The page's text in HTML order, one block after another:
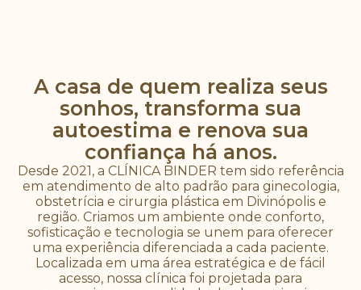
A casa de quem realiza seus
sonhos, transforma sua
autoestima e renova sua
confiança há anos.
Desde 2021, a CLÍNICA BINDER tem sido referência
em atendimento de alto padrão para ginecologia,
obstetrícia e cirurgia plástica em Divinópolis e
região. Criamos um ambiente onde conforto,
sofisticação e tecnologia se unem para oferecer
uma experiência diferenciada a cada paciente.
Localizada em uma área estratégica e de fácil
acesso, nossa clínica foi projetada para